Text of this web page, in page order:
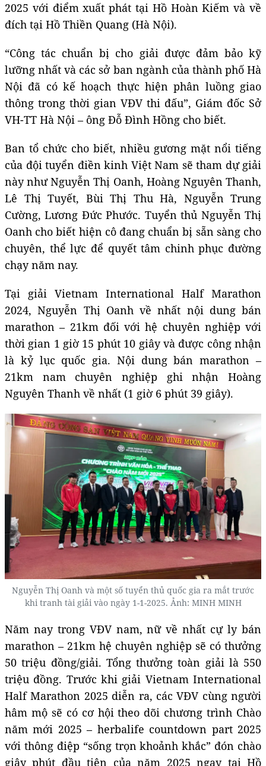
2025 với điểm xuất phát tại Hồ Hoàn Kiếm và về
đích tại Hồ Thiền Quang (Hà Nội).
“Công tác chuẩn bị cho giải được đảm bảo kỹ
lưỡng nhất và các sở ban ngành của thành phố Hà
Nội đã có kế hoạch thực hiện phân luồng giao
thông trong thời gian VĐV thi đấu”, Giám đốc Sở
VH-TT Hà Nội – ông Đỗ Đình Hồng cho biết.
Ban tổ chức cho biết, nhiều gương mặt nổi tiếng
của đội tuyển điền kinh Việt Nam sẽ tham dự giải
này như Nguyễn Thị Oanh, Hoàng Nguyên Thanh,
Lê Thị Tuyết, Bùi Thị Thu Hà, Nguyễn Trung
Cường, Lương Đức Phước. Tuyển thủ Nguyễn Thị
Oanh cho biết hiện cô đang chuẩn bị sẵn sàng cho
chuyên, thể lực để quyết tâm chinh phục đường
chạy năm nay.
Tại giải Vietnam International Half Marathon
2024, Nguyễn Thị Oanh về nhất nội dung bán
marathon – 21km đối với hệ chuyên nghiệp với
thời gian 1 giờ 15 phút 10 giây và được công nhận
là kỷ lục quốc gia. Nội dung bán marathon –
21km nam chuyên nghiệp ghi nhận Hoàng
Nguyên Thanh về nhất (1 giờ 6 phút 39 giây).
Nguyễn Thị Oanh và một số tuyển thủ quốc gia ra mắt trước
khi tranh tài giải vào ngày 1-1-2025. Ảnh: MINH MINH
Năm nay trong VĐV nam, nữ về nhất cự ly bán
marathon – 21km hệ chuyên nghiệp sẽ có thưởng
50 triệu đồng/giải. Tổng thưởng toàn giải là 550
triệu đồng. Trước khi giải Vietnam International
Half Marathon 2025 diễn ra, các VĐV cùng người
hâm mộ sẽ có cơ hội theo dõi chương trình Chào
năm mới 2025 – herbalife countdown part 2025
với thông điệp “sống trọn khoảnh khắc” đón chào
giây phút đầu tiên của năm 2025 ngay tại Hồ